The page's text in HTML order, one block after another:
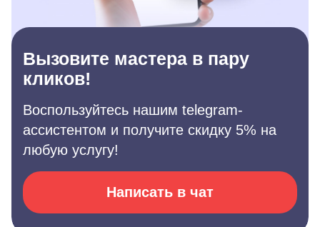
Вызовите мастера в пару
кликов!
Воспользуйтесь нашим telegram-
ассистентом и получите скидку 5% на
любую услугу!
Написать в чат